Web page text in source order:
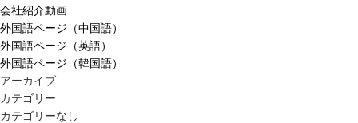
会社紹介動画
外国語ページ（中国語）
外国語ページ（英語）
外国語ページ（韓国語）
アーカイブ
カテゴリー
カテゴリーなし